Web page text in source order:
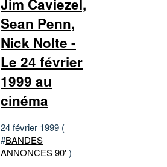
Jim Caviezel,
Sean Penn,
Nick Nolte -
Le 24 février
1999 au
cinéma
24 février 1999 (
#BANDES
ANNONCES 90')